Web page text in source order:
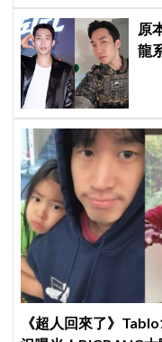
原
龍
《超人回來了》